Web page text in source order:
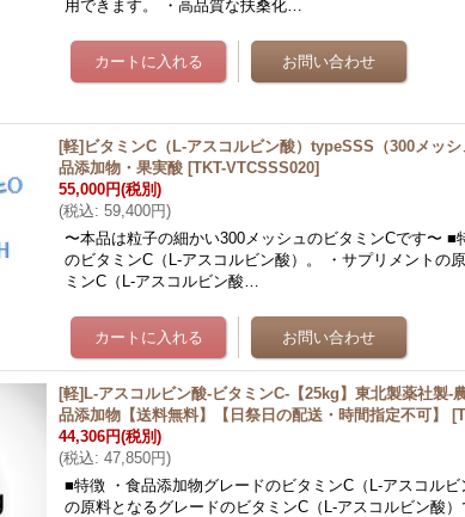
用できます。 ・高品質な扶桑化…
[軽]ビタミンC（L-アスコルビン酸）typeSSS（300メッ
品添加物・果実酸 [TKT-VTCSSS020]
55,000円(税別)
(税込: 59,400円)
〜本品は粒子の細かい300メッシュのビタミンCです〜 ■
のビタミンC（L-アスコルビン酸）。 ・サプリメントの
ミンC（L-アスコルビン酸…
[軽]L-アスコルビン酸-ビタミンC-【25kg】東北製薬社製-
品添加物【送料無料】【日祭日の配送・時間指定不可】
[
44,306円(税別)
(税込: 47,850円)
■特徴 ・食品添加物グレードのビタミンC（L-アスコルビ
の原料となるグレードのビタミンC（L-アスコルビン酸